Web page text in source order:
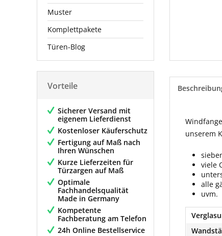
Muster
Komplettpakete
Türen-Blog
Vorteile
Sicherer Versand mit
eigenem Lieferdienst
Kostenloser Käuferschutz
Fertigung auf Maß nach
Ihren Wünschen
Kurze Lieferzeiten für
Türzargen auf Maß
Optimale
Fachhandelsqualität
Made in Germany
Kompetente
Fachberatung am Telefon
24h Online Bestellservice
unserem
viele
alle
uvm.